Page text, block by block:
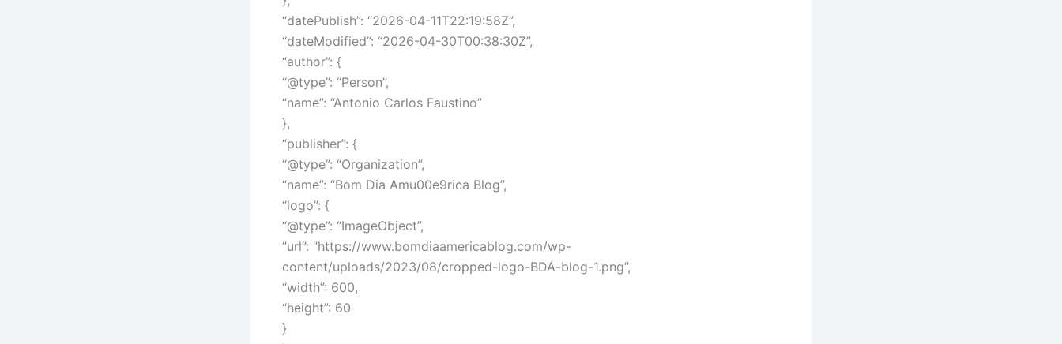
“datePublish”: “2026-04-11T22:19:58Z”,
“dateModified”: “2026-04-30T00:38:30Z”,
“author”: {
“@type”: “Person”,
“name”: “Antonio Carlos Faustino”
},
“publisher”: {
“@type”: “Organization”,
“name”: “Bom Dia Amu00e9rica Blog”,
“logo”: {
“@type”: “ImageObject”,
“url”: “https://www.bomdiaamericablog.com/wp-
content/uploads/2023/08/cropped-logo-BDA-blog-1.png”,
“width”: 600,
“height”: 60
}